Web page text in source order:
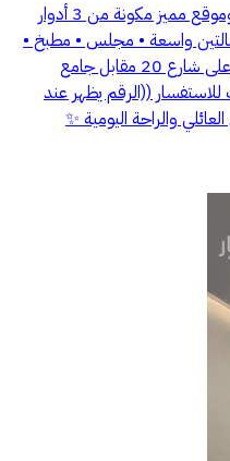
� تاون هاوس للبيع – تصميم عملي وموقع مميز مكونة من 3 أدوار
4 غرف نوم • صالتين واسعة • مجلس • مطبخ •
سطحين • دورات مياه 📍 موقع ممتاز على شارع 20 مقابل جامع
((الرقم يظهر عند
والراحة اليومية ✨